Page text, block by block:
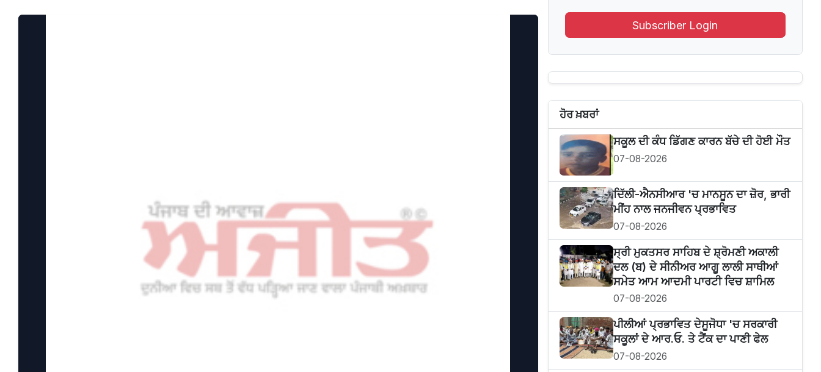
Subscriber Login
ਹੋਰ ਖ਼ਬਰਾਂ
ਸਕੂਲ ਦੀ ਕੰਧ ਡਿੱਗਣ ਕਾਰਨ ਬੱਚੇ ਦੀ ਹੋਈ ਮੌਤ
07-08-2026
ਦਿੱਲੀ-ਐਨਸੀਆਰ 'ਚ ਮਾਨਸੂਨ ਦਾ ਜ਼ੋਰ, ਭਾਰੀ
ਮੀਂਹ ਨਾਲ ਜਨਜੀਵਨ ਪ੍ਰਭਾਵਿਤ
07-08-2026
ਸ੍ਰੀ ਮੁਕਤਸਰ ਸਾਹਿਬ ਦੇ ਸ਼੍ਰੋਮਣੀ ਅਕਾਲੀ
ਦਲ (ਬ) ਦੇ ਸੀਨੀਅਰ ਆਗੂ ਲਾਲੀ ਸਾਥੀਆਂ
ਸਮੇਤ ਆਮ ਆਦਮੀ ਪਾਰਟੀ ਵਿਚ ਸ਼ਾਮਿਲ
07-08-2026
ਪੀਲੀਆਂ ਪ੍ਰਭਾਵਿਤ ਦੇਸੂਜੋਧਾ 'ਚ ਸਰਕਾਰੀ
ਸਕੂਲਾਂ ਦੇ ਆਰ.ਓ. ਤੇ ਟੈਂਕ ਦਾ ਪਾਣੀ ਫੇਲ
07-08-2026